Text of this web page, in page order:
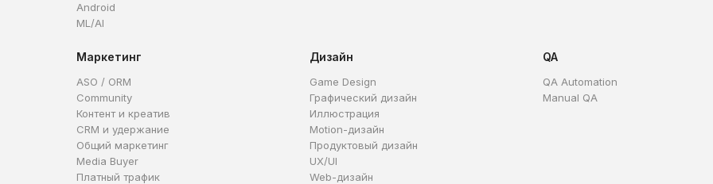
Android
ML/AI
Маркетинг
ASO / ORM
Community
Контент и креатив
CRM и удержание
Общий маркетинг
Media Buyer
Платный трафик
Дизайн
Game Design
Графический дизайн
Иллюстрация
Motion-дизайн
Продуктовый дизайн
UX/UI
Web-дизайн
QA
QA Automation
Manual QA